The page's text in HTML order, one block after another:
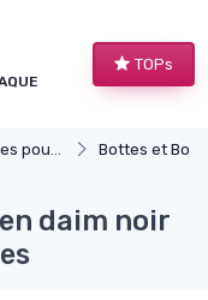
TOPs
Bottes et
daim noir